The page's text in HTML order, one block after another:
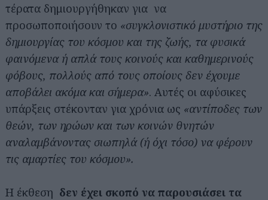
τέρατα δημιουργήθηκαν για να
προσωποποιήσουν το «συγκλονιστικό μυστήριο της
δημιουργίας του κόσμου και της ζωής, τα φυσικά
φαινόμενα ή απλά τους κοινούς και καθημερινούς
φόβους, πολλούς από τους οποίους δεν έχουμε
αποβάλει ακόμα και σήμερα». Αυτές οι αφύσικες
υπάρξεις στέκονταν για χρόνια ως «αντίποδες των
θεών, των ηρώων και των κοινών θνητών
αναλαμβάνοντας σιωπηλά (ή όχι τόσο) να φέρουν
τις αμαρτίες του κόσμου».
Η έκθεση δεν έχει σκοπό να παρουσιάσει τα